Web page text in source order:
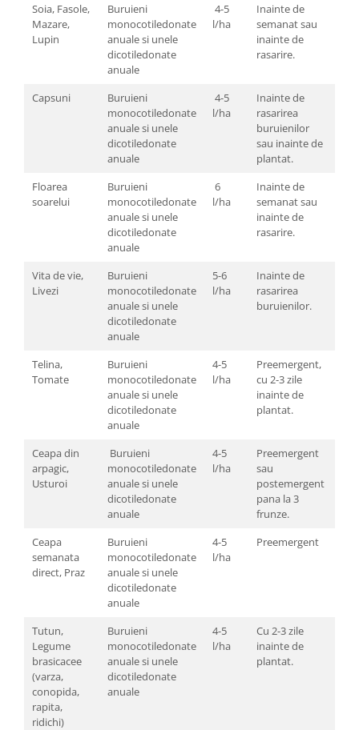
Soia, Fasole,
Mazare,
Lupin
Buruieni
monocotiledonate
anuale si unele
dicotiledonate
anuale
4-5
l/ha
Inainte de
semanat sau
inainte de
rasarire.
Capsuni
Buruieni
monocotiledonate
anuale si unele
dicotiledonate
anuale
4-5
l/ha
Inainte de
rasarirea
buruienilor
sau inainte de
plantat.
Floarea
soarelui
Buruieni
monocotiledonate
anuale si unele
dicotiledonate
anuale
6
l/ha
Inainte de
semanat sau
inainte de
rasarire.
Vita de vie,
Livezi
Buruieni
monocotiledonate
anuale si unele
dicotiledonate
anuale
5-6
l/ha
Inainte de
rasarirea
buruienilor.
Telina,
Tomate
Buruieni
monocotiledonate
anuale si unele
dicotiledonate
anuale
4-5
l/ha
Preemergent,
cu 2-3 zile
inainte de
plantat.
Ceapa din
arpagic,
Usturoi
Buruieni
monocotiledonate
anuale si unele
dicotiledonate
anuale
4-5
l/ha
Preemergent
sau
postemergent
pana la 3
frunze.
Ceapa
semanata
direct, Praz
Buruieni
monocotiledonate
anuale si unele
dicotiledonate
anuale
4-5
l/ha
Preemergent
Tutun,
Legume
brasicacee
(varza,
conopida,
rapita,
ridichi)
Buruieni
monocotiledonate
anuale si unele
dicotiledonate
anuale
4-5
l/ha
Cu 2-3 zile
inainte de
plantat.